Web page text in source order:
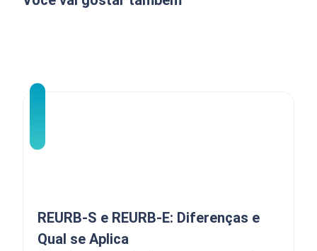
REURB-S e REURB-E: Diferenças e
Qual se Aplica